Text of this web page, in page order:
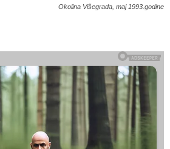
Okolina Višegrada, maj 1993.godine